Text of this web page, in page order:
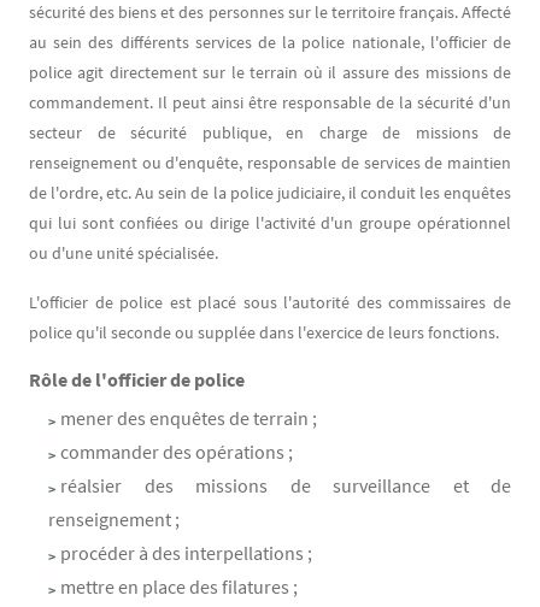
sécurité des biens et des personnes sur le territoire français. Affecté
au sein des différents services de la police nationale, l'officier de
police agit directement sur le terrain où il assure des missions de
commandement. Il peut ainsi être responsable de la sécurité d'un
secteur de sécurité publique, en charge de missions de
renseignement ou d'enquête, responsable de services de maintien
de l'ordre, etc. Au sein de la police judiciaire, il conduit les enquêtes
qui lui sont confiées ou dirige l'activité d'un groupe opérationnel
ou d'une unité spécialisée.
L'officier de police est placé sous l'autorité des commissaires de
police qu'il seconde ou supplée dans l'exercice de leurs fonctions.
Rôle de l'officier de police
mener des enquêtes de terrain ;
commander des opérations ;
réalsier des missions de surveillance et de
renseignement ;
procéder à des interpellations ;
mettre en place des filatures ;